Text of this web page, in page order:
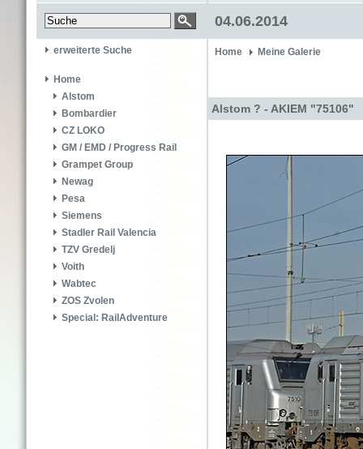
04.06.2014
erweiterte Suche
Home
Alstom
Bombardier
CZ LOKO
GM / EMD / Progress Rail
Grampet Group
Newag
Pesa
Siemens
Stadler Rail Valencia
TZV Gredelj
Voith
Wabtec
ZOS Zvolen
Special: RailAdventure
Home Meine Galerie
Alstom ? - AKIEM "75106"